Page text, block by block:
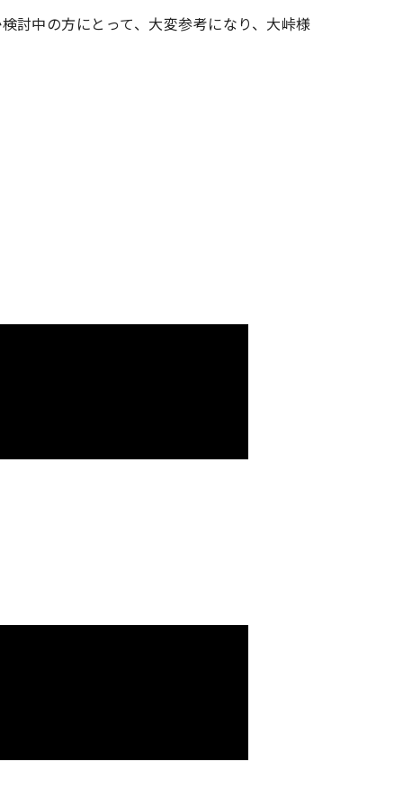
討中の方にとって、大変参考になり、大峠様